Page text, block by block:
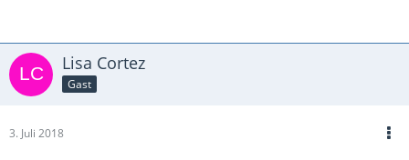
Lisa Cortez
Gast
3. Juli 2018